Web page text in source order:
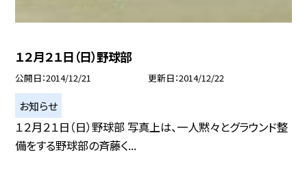
１２月２１日（日）野球部
公開日 2014/12/21 更新日 2014/12/22
お知らせ
１２月２１日（日）野球部 写真上は、一人黙々とグラウンド整
備をする野球部の斉藤く...